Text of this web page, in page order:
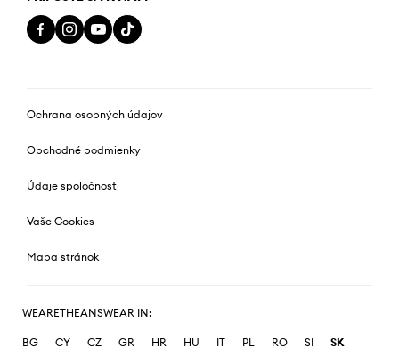
Ochrana osobných údajov
Obchodné podmienky
Údaje spoločnosti
Vaše Cookies
Mapa stránok
WEARETHEANSWEAR IN:
BG CY CZ GR HR HU IT PL RO SI SK